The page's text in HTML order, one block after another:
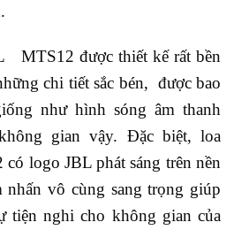
MTS12 được thiết kế rất bền
chi tiết sắc bén, được bao
như hình sóng âm thanh
gian vậy. Đặc biệt, loa
logo JBL phát sáng trên nền
vô cùng sang trọng giúp
tiện nghi cho không gian của